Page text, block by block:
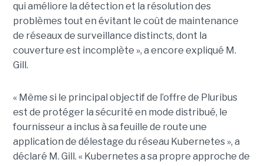
qui améliore la détection et la résolution des
problèmes tout en évitant le coût de maintenance
de réseaux de surveillance distincts, dont la
couverture est incomplète », a encore expliqué M.
Gill.
« Même si le principal objectif de l’offre de Pluribus
est de protéger la sécurité en mode distribué, le
fournisseur a inclus à sa feuille de route une
application de délestage du réseau Kubernetes », a
déclaré M. Gill. « Kubernetes a sa propre approche de